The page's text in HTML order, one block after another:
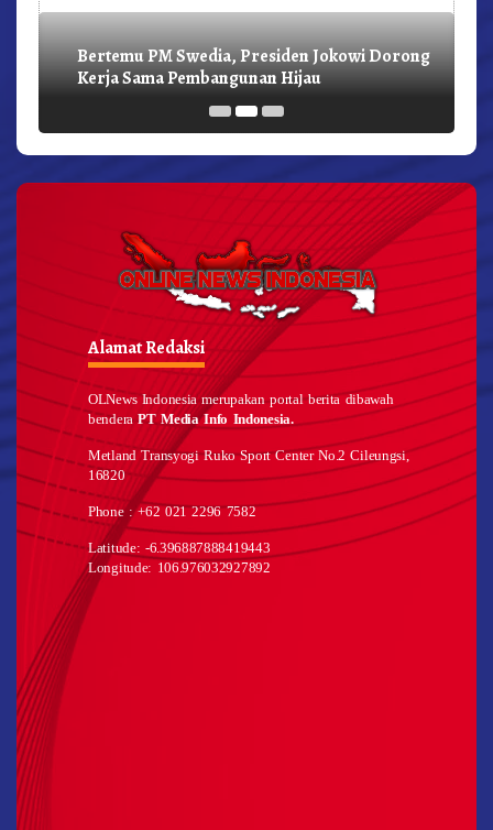
Bertemu PM Swedia, Presiden Jokowi Dorong
Kerja Sama Pembangunan Hijau
Alamat Redaksi
OLNews Indonesia merupakan portal berita dibawah
benderaPT Media Info Indonesia.
Metland Transyogi Ruko Sport Center No.2 Cileungsi,
16820
Phone : +62 021 2296 7582
Latitude: -6.396887888419443
Longitude: 106.976032927892